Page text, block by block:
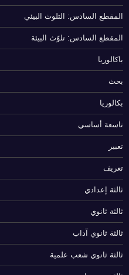
المقطع السادس: التلوث البيئي
المقطع السادس: تلوّث البيئة
باكالوريا
بحث
بكالوريا
تاسعة أساسي
تعبير
تعريف
ثالثة إعدادي
ثالثة ثانوي
ثالثة ثانوي آداب
ثالثة ثانوي شعب علمية